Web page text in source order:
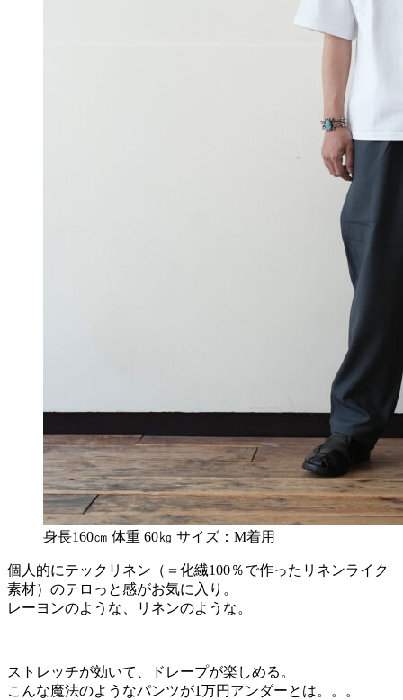
身長160㎝ 体重 60㎏ サイズ：M着用
個人的にテックリネン（＝化繊100％で作ったリネンライク
素材）のテロっと感がお気に入り。
レーヨンのような、リネンのような。
ストレッチが効いて、ドレープが楽しめる。
こんな魔法のようなパンツが1万円アンダーとは。。。